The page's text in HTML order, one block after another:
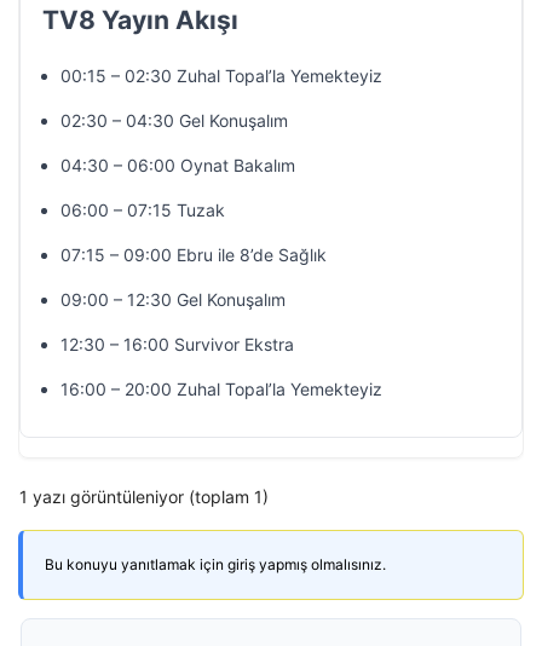
TV8 Yayın Akışı
00:15 – 02:30 Zuhal Topal’la Yemekteyiz
02:30 – 04:30 Gel Konuşalım
04:30 – 06:00 Oynat Bakalım
06:00 – 07:15 Tuzak
07:15 – 09:00 Ebru ile 8’de Sağlık
09:00 – 12:30 Gel Konuşalım
12:30 – 16:00 Survivor Ekstra
16:00 – 20:00 Zuhal Topal’la Yemekteyiz
1 yazı görüntüleniyor (toplam 1)
Bu konuyu yanıtlamak için giriş yapmış olmalısınız.